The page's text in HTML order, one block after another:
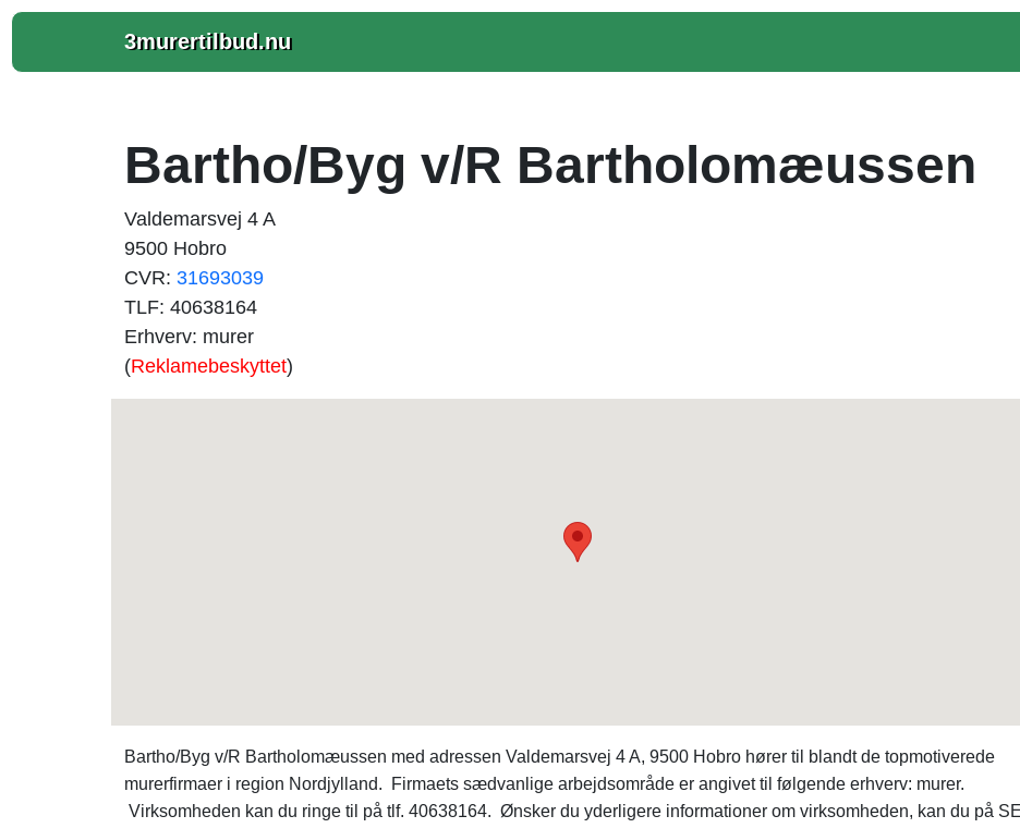
3murertilbud.nu
Bartho/Byg v/R Bartholomæussen
Valdemarsvej 4 A
9500 Hobro
CVR: 31693039
TLF: 40638164
Erhverv: murer
(Reklamebeskyttet)
Bartho/Byg v/R Bartholomæussen med adressen Valdemarsvej 4 A, 9500 Hobro hører til blandt de topmotiverede
murerfirmaer i region Nordjylland. Firmaets sædvanlige arbejdsområde er angivet til følgende erhverv: murer.
Virksomheden kan du ringe til på tlf. 40638164. Ønsker du yderligere informationer om virksomheden, kan du på